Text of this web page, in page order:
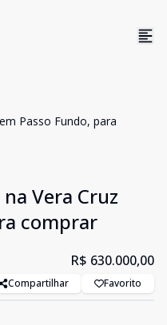
Passo Fundo, para
Vera Cruz
comprar
R$ 630.000,00
Compartilhar Favorito